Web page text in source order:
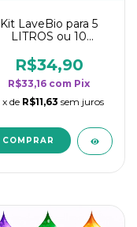
Kit LaveBio para 5
LITROS ou 10
rendimento da
categoria - Neutro
R$34,90
R$33,16 com Pix
x de R$11,63 sem juros